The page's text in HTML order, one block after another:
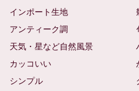
インポート生地
アンティーク調
天気・星など自然風景
カッコいい
シンプル